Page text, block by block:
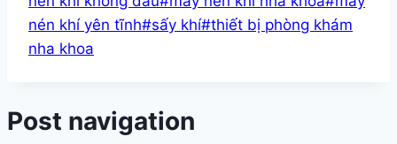
nén khí yên tĩnh#sấy khí#thiết bị phòng khám
nha khoa
Post navigation